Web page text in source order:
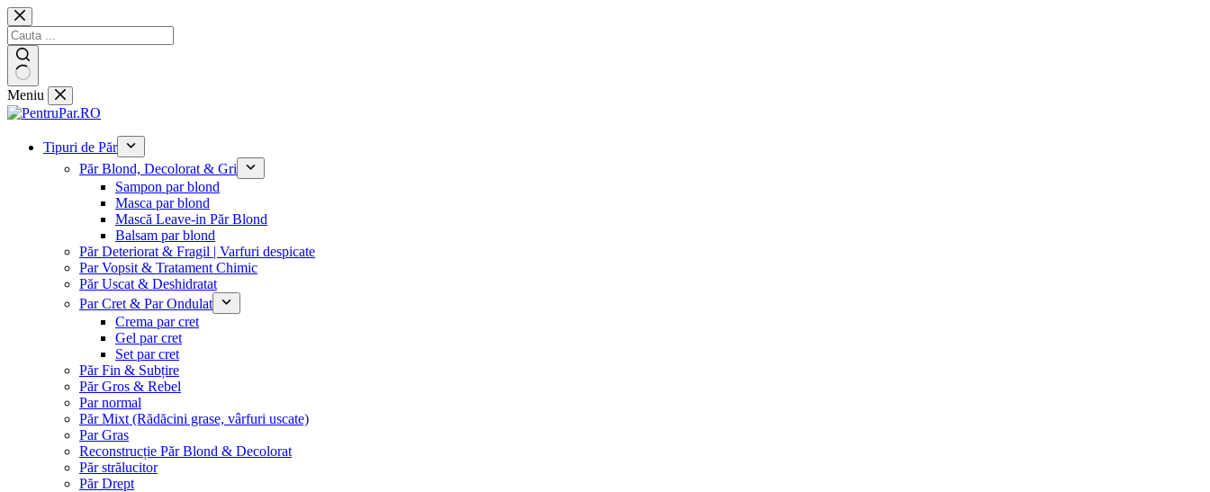
Sari
la
conținut
Niciun
rezultat
Meniu
Tipuri de Păr
Păr Blond, Decolorat & Gri
Sampon par blond
Masca par blond
Mască Leave-in Păr Blond
Balsam par blond
Păr Deteriorat & Fragil | Varfuri despicate
Par Vopsit & Tratament Chimic
Păr Uscat & Deshidratat
Par Cret & Par Ondulat
Crema par cret
Gel par cret
Set par cret
Păr Fin & Subțire
Păr Gros & Rebel
Par normal
Păr Mixt (Rădăcini grase, vârfuri uscate)
Par Gras
Reconstrucție Păr Blond & Decolorat
Păr strălucitor
Păr Drept